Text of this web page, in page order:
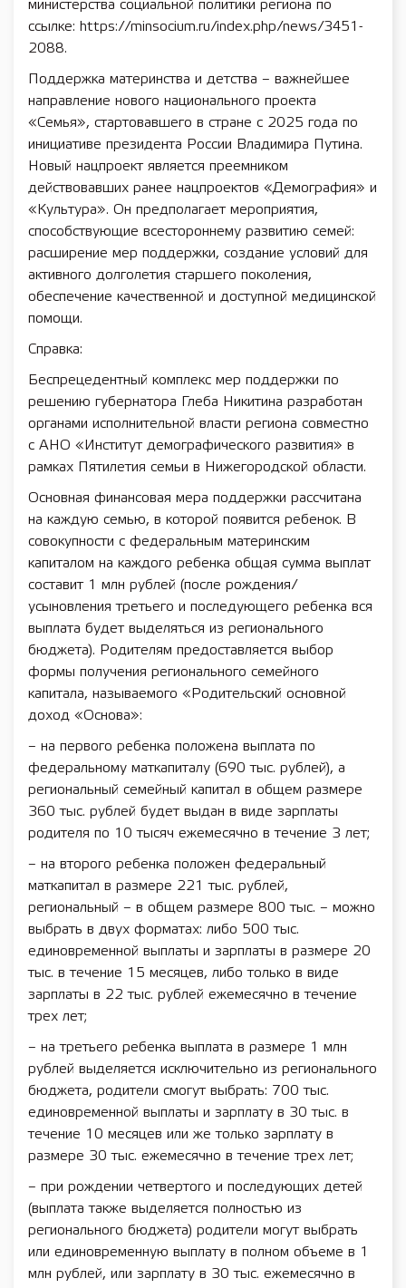
министерства социальной политики региона по
ссылке: https://minsocium.ru/index.php/news/3451-
2088.
Поддержка материнства и детства – важнейшее
направление нового национального проекта
«Семья», стартовавшего в стране с 2025 года по
инициативе президента России Владимира Путина.
Новый нацпроект является преемником
действовавших ранее нацпроектов «Демография» и
«Культура». Он предполагает мероприятия,
способствующие всестороннему развитию семей:
расширение мер поддержки, создание условий для
активного долголетия старшего поколения,
обеспечение качественной и доступной медицинской
помощи.
Справка:
Беспрецедентный комплекс мер поддержки по
решению губернатора Глеба Никитина разработан
органами исполнительной власти региона совместно
с АНО «Институт демографического развития» в
рамках Пятилетия семьи в Нижегородской области.
Основная финансовая мера поддержки рассчитана
на каждую семью, в которой появится ребенок. В
совокупности с федеральным материнским
капиталом на каждого ребенка общая сумма выплат
составит 1 млн рублей (после рождения/
усыновления третьего и последующего ребенка вся
выплата будет выделяться из регионального
бюджета). Родителям предоставляется выбор
формы получения регионального семейного
капитала, называемого «Родительский основной
доход «Основа»:
– на первого ребенка положена выплата по
федеральному маткапиталу (690 тыс. рублей), а
региональный семейный капитал в общем размере
360 тыс. рублей будет выдан в виде зарплаты
родителя по 10 тысяч ежемесячно в течение 3 лет;
– на второго ребенка положен федеральный
маткапитал в размере 221 тыс. рублей,
региональный – в общем размере 800 тыс. – можно
выбрать в двух форматах: либо 500 тыс.
единовременной выплаты и зарплаты в размере 20
тыс. в течение 15 месяцев, либо только в виде
зарплаты в 22 тыс. рублей ежемесячно в течение
трех лет;
– на третьего ребенка выплата в размере 1 млн
рублей выделяется исключительно из регионального
бюджета, родители смогут выбрать: 700 тыс.
единовременной выплаты и зарплату в 30 тыс. в
течение 10 месяцев или же только зарплату в
размере 30 тыс. ежемесячно в течение трех лет;
– при рождении четвертого и последующих детей
(выплата также выделяется полностью из
регионального бюджета) родители могут выбрать
или единовременную выплату в полном объеме в 1
млн рублей, или зарплату в 30 тыс. ежемесячно в